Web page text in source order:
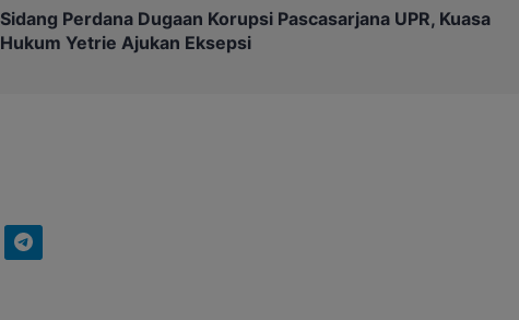
Sidang Perdana Dugaan Korupsi Pascasarjana UPR, Kuasa
Hukum Yetrie Ajukan Eksepsi